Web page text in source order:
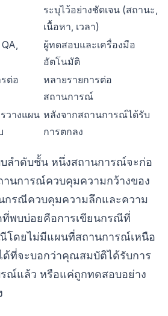
ระบุไว้อย่างชัดเจน (สถานะ,
เนื้อหา, เวลา)
ผู้ทดสอบและเครื่องมือ
อัตโนมัติ
ต่อ
หลายรายการต่อ
สถานการณ์
วางแผน หลังจากสถานการณ์ได้รับ
การตกลง
ลำดับชั้น หนึ่งสถานการณ์จะก่อ
นการณ์ควบคุมความกว้างของ
กรณีควบคุมความลึกและความ
ที่พบบ่อยคือการเขียนกรณีที่
โดยไม่มีแผนที่สถานการณ์เหนือ
ด้ที่จะบอกว่าคุณสมบัติได้รับการ
ณ์แล้ว หรือแค่ถูกทดสอบอย่าง